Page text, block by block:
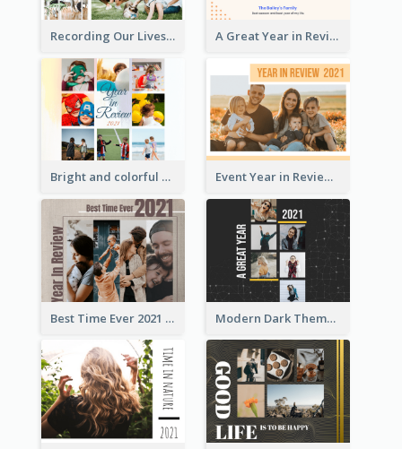
Recording Our Lives Year in Review Photo Book A Great Year in Review Photo Book
Bright and colorful Year in Review Photo Book Event Year in Review Photo Book
Best Time Ever 2021 Year in Review Photo Book Modern Dark Theme Year in Review Photo Book